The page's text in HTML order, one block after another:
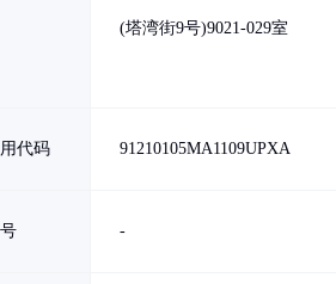
(塔湾街9号)9021-029室
代码 91210105MA1109UPXA
-